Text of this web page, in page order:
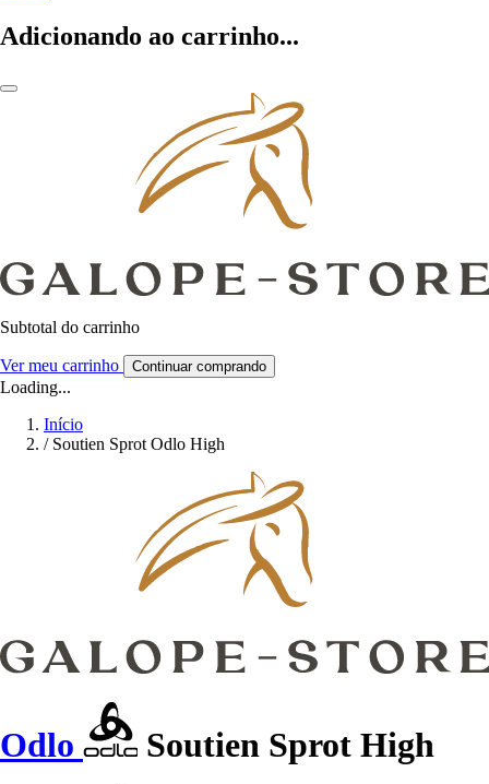
Adicionando ao carrinho...
Subtotal do carrinho
Ver meu carrinho Continuar comprando
Loading...
Início
/ Soutien Sprot Odlo High
Odlo Soutien Sprot High